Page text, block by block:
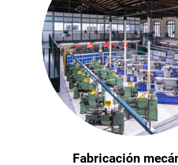
Fabricación